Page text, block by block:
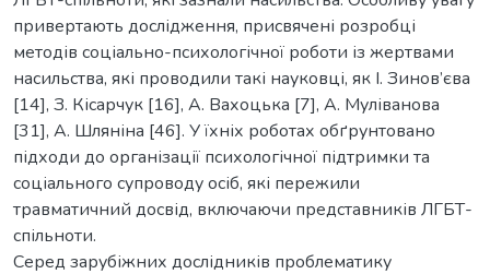
привертають дослідження, присвячені розробці
методів соціально-психологічної роботи із жертвами
насильства, які проводили такі науковці, як І. Зинов’єва
[14], З. Кісарчук [16], А. Вахоцька [7], А. Муліванова
[31], А. Шляніна [46]. У їхніх роботах обґрунтовано
підходи до організації психологічної підтримки та
соціального супроводу осіб, які пережили
травматичний досвід, включаючи представників ЛГБТ-
спільноти.
Серед зарубіжних дослідників проблематику